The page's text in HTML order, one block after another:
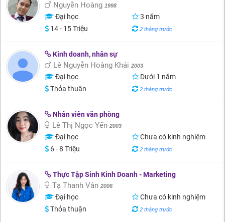
Nguyễn Hoàng 1998
Đại học
3 năm
14 - 15 Triệu
2 tháng trước
Kinh doanh, nhân sự
Lê Nguyễn Hoàng Khải 2003
Đại học
Dưới 1 năm
Thỏa thuận
2 tháng trước
Nhân viên văn phòng
Lê Thị Ngọc Yến 2003
Đại học
Chưa có kinh nghiệm
6 - 8 Triệu
2 tháng trước
Thực Tập Sinh Kinh Doanh - Marketing
Tạ Thanh Vân 2006
Đại học
Chưa có kinh nghiệm
Thỏa thuận
2 tháng trước